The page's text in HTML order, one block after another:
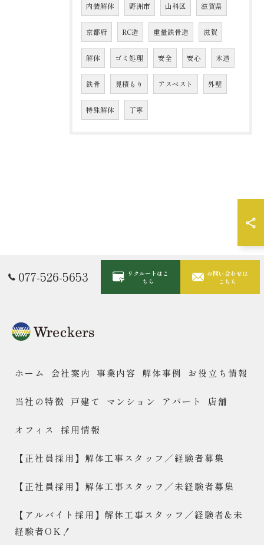
内装解体 野洲市 山科区 滋賀県
京都府 RC造 重量鉄骨造 滋賀
解体 ゴミ処理 安全 安心 木造
鉄骨 見積もり アスベスト 外壁
特殊解体 丁寧
077-526-5653
リクルートはこ
ちら
お問い合わせは
こちら
ホーム 会社案内 事業内容 解体事例 お役立ち情報
当社の特徴 戸建て マンション アパート 店舗
オフィス 採用情報
【正社員採用】解体工事スタッフ／経験者募集
【正社員採用】解体工事スタッフ／未経験者募集
【アルバイト採用】解体工事スタッフ／経験者&未
経験者OK！